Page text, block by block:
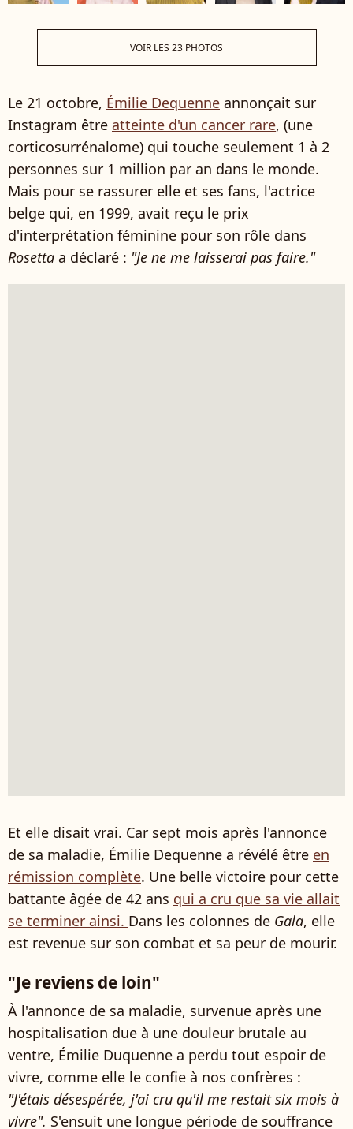
VOIR LES 23 PHOTOS
Le 21 octobre, Émilie Dequenne annonçait sur
Instagram être atteinte d'un cancer rare, (une
corticosurrénalome) qui touche seulement 1 à 2
personnes sur 1 million par an dans le monde.
Mais pour se rassurer elle et ses fans, l'actrice
belge qui, en 1999, avait reçu le prix
d'interprétation féminine pour son rôle dans
Rosetta a déclaré : "Je ne me laisserai pas faire."
Et elle disait vrai. Car sept mois après l'annonce
de sa maladie, Émilie Dequenne a révélé être en
rémission complète. Une belle victoire pour cette
battante âgée de 42 ans qui a cru que sa vie allait
se terminer ainsi. Dans les colonnes de Gala, elle
est revenue sur son combat et sa peur de mourir.
"Je reviens de loin"
À l'annonce de sa maladie, survenue après une
hospitalisation due à une douleur brutale au
ventre, Émilie Duquenne a perdu tout espoir de
vivre, comme elle le confie à nos confrères :
"J'étais désespérée, j'ai cru qu'il me restait six mois à
vivre". S'ensuit une longue période de souffrance